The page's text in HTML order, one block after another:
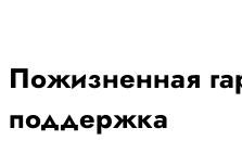
Пожизненная
поддержка